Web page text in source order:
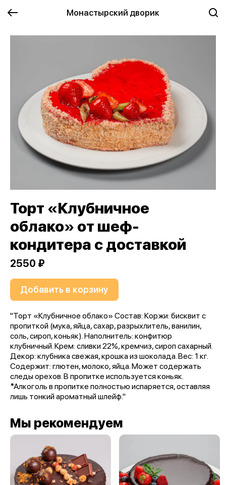
Монастырский дворик
Торт «Клубничное
облако» от шеф-
кондитера с доставкой
2550 ₽
Добавить в корзину
"Торт «Клубничное облако» Состав: Коржи: бисквит с
пропиткой (мука, яйца, сахар, разрыхлитель, ванилин,
соль, сироп, коньяк). Наполнитель: конфитюр
клубничный. Крем: сливки 22%, кремчиз, сироп сахарный.
Декор: клубника свежая, крошка из шоколада. Вес: 1 кг.
Содержит: глютен, молоко, яйца. Может содержать
следы орехов. В пропитке используется коньяк.
*Алкоголь в пропитке полностью испаряется, оставляя
лишь тонкий ароматный шлейф."
Мы рекомендуем